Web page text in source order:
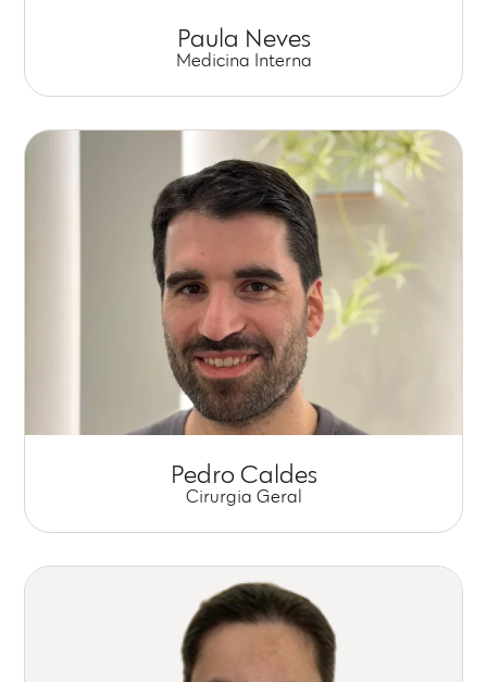
Paula Neves
Medicina Interna
Pedro Caldes
Cirurgia Geral